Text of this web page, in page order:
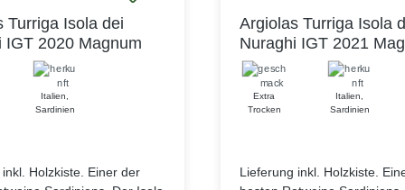
Turriga Isola dei
IGT 2020 Magnum
Italien
Sardinien
Holzkiste. Einer der
Argiolas Turriga Isola
Nuraghi IGT 2021
Extra
Trocken
Italien
Sardinien
Lieferung inkl. Holzkiste.